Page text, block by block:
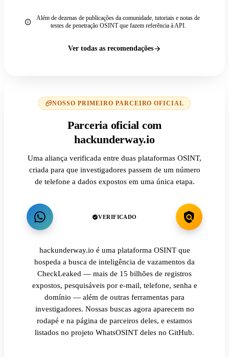
Além de dezenas de publicações da comunidade, tutoriais e notas de
testes de penetração OSINT que fazem referência à API.
Ver todas as recomendações
NOSSO PRIMEIRO PARCEIRO OFICIAL
Parceria oficial com
hackunderway.io
Uma aliança verificada entre duas plataformas OSINT,
criada para que investigadores passem de um número
de telefone a dados expostos em uma única etapa.
VERIFICADO
hackunderway.io é uma plataforma OSINT que
hospeda a busca de inteligência de vazamentos da
CheckLeaked — mais de 15 bilhões de registros
expostos, pesquisáveis por e-mail, telefone, senha e
domínio — além de outras ferramentas para
investigadores. Nossas buscas agora aparecem no
rodapé e na página de parceiros deles, e estamos
listados no projeto WhatsOSINT deles no GitHub.